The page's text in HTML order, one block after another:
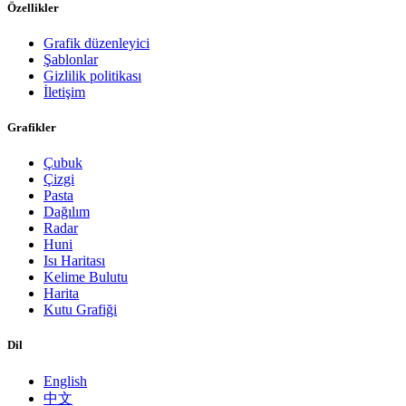
Özellikler
Grafik düzenleyici
Şablonlar
Gizlilik politikası
İletişim
Grafikler
Çubuk
Çizgi
Pasta
Dağılım
Radar
Huni
Isı Haritası
Kelime Bulutu
Harita
Kutu Grafiği
Dil
English
中文